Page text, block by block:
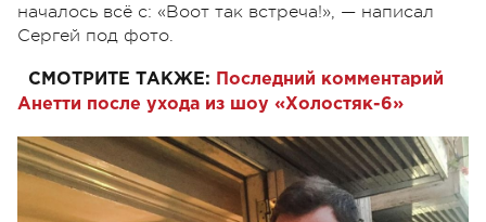
началось всё с: «Воот так встреча!», — написал
Сергей под фото.
СМОТРИТЕ ТАКЖЕ:
Последний комментарий
Анетти после ухода из шоу «Холостяк-6»